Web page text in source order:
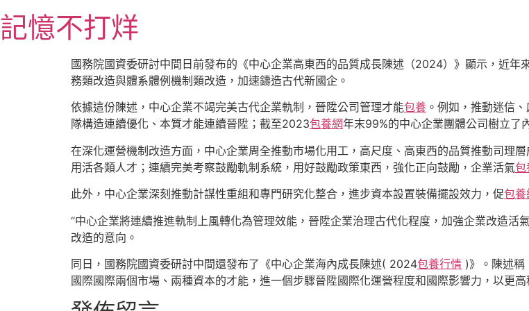
至
主
記憶不打烊
國務院國資委研討中間日前發布的《中心企業高東西的品質成長陳述（2024）》顯示，近
務類改造與體系體例機制類改造，加速鑄造古代新國企。
依據這份陳述，中心企業不竭完美古代企業軌制，晉陞公司管理才能包養 。例如，推動迷信
隊構造連續優化、本質才能連續晉陞；截至2023包養網年末99%的中心企業團體公司樹立了
在深化運營機制改造方面，中心企業周全推動市場化用工，高尺度、高東西的品質推動司理
用活各類人才；連續完美考察鼓勵軌制系統，用好鼓勵政策東西，強化正向鼓勵，企業活氣包
此外，中心企業深刻推動計謀性重組和專門研究化整合，進步資本設置裝備擺設效力，促包養
“中心企業將連續推進軌制上風轉化為管理效能，晉陞企業治理古代化程度，加強企業改造
改造的意向。
同日，國務院國資委研討中間還發布了《中心企業海內成長陳述( 2024包養行情 )》。陳述稱
國際國際兩個市場、兩種資本的才能，進一個步驟晉陞國際化運營程度和國際影響力，以更